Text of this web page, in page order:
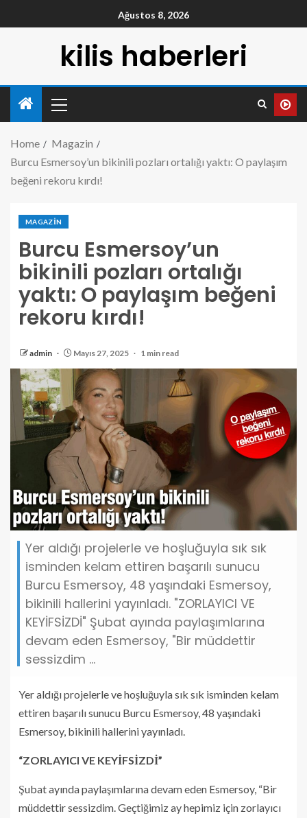
Ağustos 8, 2026
kilis haberleri
Home
Magazin
Burcu Esmersoy’un bikinili pozları ortalığı yaktı: O paylaşım
beğeni rekoru kırdı!
MAGAZIN
Burcu Esmersoy’un
bikinili pozları ortalığı
yaktı: O paylaşım beğeni
rekoru kırdı!
admin Mayıs 27, 2025 1 min read
Yer aldığı projelerle ve hoşluğuyla sık sık
isminden kelam ettiren başarılı sunucu
Burcu Esmersoy, 48 yaşındaki Esmersoy,
bikinili hallerini yayınladı. "ZORLAYICI VE
KEYİFSİZDİ" Şubat ayında paylaşımlarına
devam eden Esmersoy, "Bir müddettir
sessizdim ...
Yer aldığı projelerle ve hoşluğuyla sık sık isminden kelam
ettiren başarılı sunucu Burcu Esmersoy, 48 yaşındaki
Esmersoy, bikinili hallerini yayınladı.
“ZORLAYICI VE KEYİFSİZDİ”
Şubat ayında paylaşımlarına devam eden Esmersoy, “Bir
müddettir sessizdim. Geçtiğimiz ay hepimiz için zorlayıcı